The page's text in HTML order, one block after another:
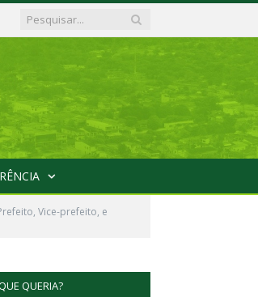
Vice-prefeito, e
QUERIA?